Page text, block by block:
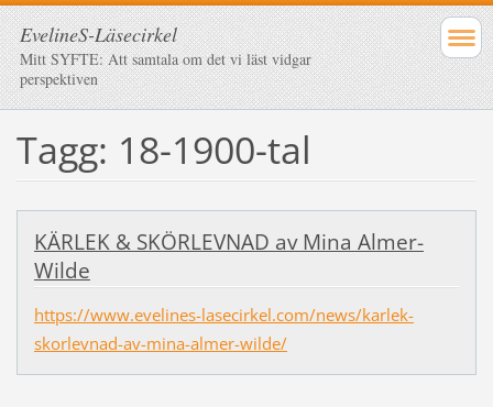
EvelineS-Läsecirkel
Mitt SYFTE: Att samtala om det vi läst vidgar
perspektiven
Tagg: 18-1900-tal
KÄRLEK & SKÖRLEVNAD av Mina Almer-
Wilde
https://www.evelines-lasecirkel.com/news/karlek-
skorlevnad-av-mina-almer-wilde/